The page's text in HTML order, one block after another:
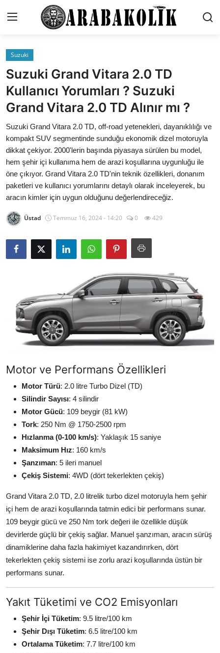
İletişim
Genel
Karşılaştırmalar
Testler
Markalar
Öneriler
Motosiklet
Paketler
Oto Bilgi
Suzuki
Suzuki Grand Vitara 2.0 TD
Kullanıcı Yorumları ? Suzuki
Grand Vitara 2.0 TD Alınır mı ?
Suzuki Grand Vitara 2.0 TD, off-road yetenekleri, dayanıklılığı ve
kompakt SUV segmentinde sunduğu ekonomik dizel motoruyla
dikkat çekiyor. 2000'lerin başında piyasaya sürülen bu model,
hem şehir içi kullanıma hem de arazi koşullarına uygunluğu ile
öne çıkıyor. Grand Vitara 2.0 TD'nin teknik özellikleri, donanım
paketleri ve kullanıcı yorumlarını detaylı olarak inceleyerek, bu
aracın kimler için uygun olduğunu değerlendireceğiz.
Üstad Temmuz 16, 2024 - 14:20 0 429
Motor ve Performans Özellikleri
Motor Türü: 2.0 litre Turbo Dizel (TD)
Silindir Sayısı: 4 silindir
Motor Gücü: 109 beygir (81 kW)
Tork: 250 Nm @ 1750-2500 rpm
Hızlanma (0-100 km/s): Yaklaşık 15 saniye
Maksimum Hız: 160 km/s
Şanzıman: 5 ileri manuel
Çekiş Sistemi: 4WD (dört tekerlekten çekiş)
Grand Vitara 2.0 TD, 2.0 litrelik turbo dizel motoruyla hem şehir
içi hem de arazi koşullarında tatmin edici bir performans sunar.
109 beygir gücü ve 250 Nm tork değeri ile özellikle düşük
devirlerde güçlü bir çekiş sağlar. Manuel şanzıman, aracın sürüş
dinamiklerine daha fazla hakimiyet kazandırırken, dört
tekerlekten çekiş sistemi ise zorlu arazi koşullarında üstün bir
performans sunar.
Yakıt Tüketimi ve CO2 Emisyonları
Şehir İçi Tüketim: 9.5 litre/100 km
Şehir Dışı Tüketim: 6.5 litre/100 km
Ortalama Tüketim: 7.7 litre/100 km